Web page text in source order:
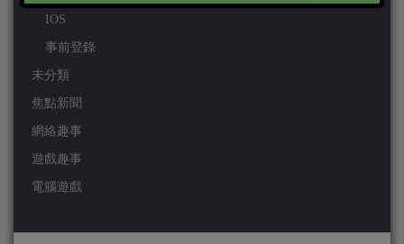
IOS
事前登錄
未分類
焦點新聞
網絡趣事
遊戲趣事
電腦遊戲